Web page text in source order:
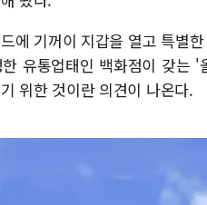
에 기꺼이 지갑을 열고 특별
유통업태인 백화점이 갖
위한 것이란 의견이 나온다.